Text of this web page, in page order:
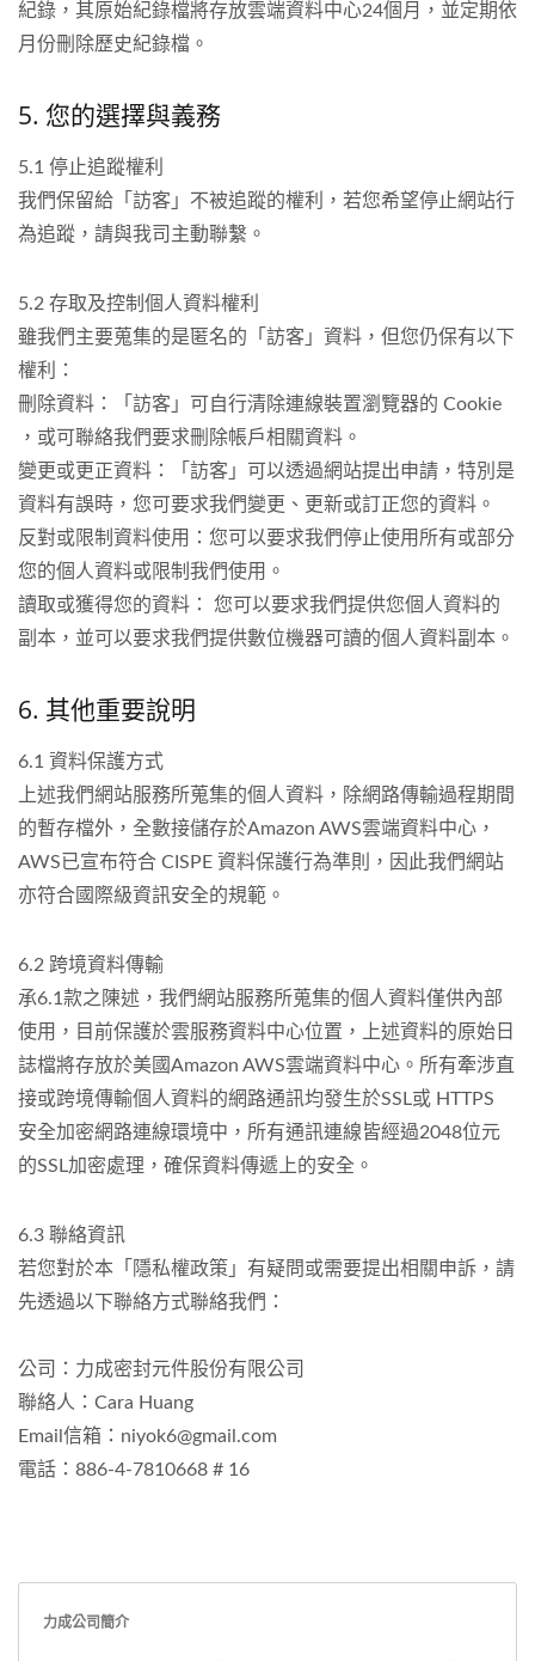
紀錄，其原始紀錄檔將存放雲端資料中心24個月，並定期依
月份刪除歷史紀錄檔。
5. 您的選擇與義務
5.1 停止追蹤權利
我們保留給「訪客」不被追蹤的權利，若您希望停止網站行
為追蹤，請與我司主動聯繫。
5.2 存取及控制個人資料權利
雖我們主要蒐集的是匿名的「訪客」資料，但您仍保有以下
權利：
刪除資料：「訪客」可自行清除連線裝置瀏覽器的 Cookie
，或可聯絡我們要求刪除帳戶相關資料。
變更或更正資料：「訪客」可以透過網站提出申請，特別是
資料有誤時，您可要求我們變更、更新或訂正您的資料。
反對或限制資料使用：您可以要求我們停止使用所有或部分
您的個人資料或限制我們使用。
讀取或獲得您的資料： 您可以要求我們提供您個人資料的
副本，並可以要求我們提供數位機器可讀的個人資料副本。
6. 其他重要說明
6.1 資料保護方式
上述我們網站服務所蒐集的個人資料，除網路傳輸過程期間
的暫存檔外，全數接儲存於Amazon AWS雲端資料中心，
AWS已宣布符合 CISPE 資料保護行為準則，因此我們網站
亦符合國際級資訊安全的規範。
6.2 跨境資料傳輸
承6.1款之陳述，我們網站服務所蒐集的個人資料僅供內部
使用，目前保護於雲服務資料中心位置，上述資料的原始日
誌檔將存放於美國Amazon AWS雲端資料中心。所有牽涉直
接或跨境傳輸個人資料的網路通訊均發生於SSL或 HTTPS
安全加密網路連線環境中，所有通訊連線皆經過2048位元
的SSL加密處理，確保資料傳遞上的安全。
6.3 聯絡資訊
若您對於本「隱私權政策」有疑問或需要提出相關申訴，請
先透過以下聯絡方式聯絡我們：
公司：力成密封元件股份有限公司
聯絡人：Cara Huang
Email信箱：niyok6@gmail.com
電話：886-4-7810668 # 16
力成公司簡介